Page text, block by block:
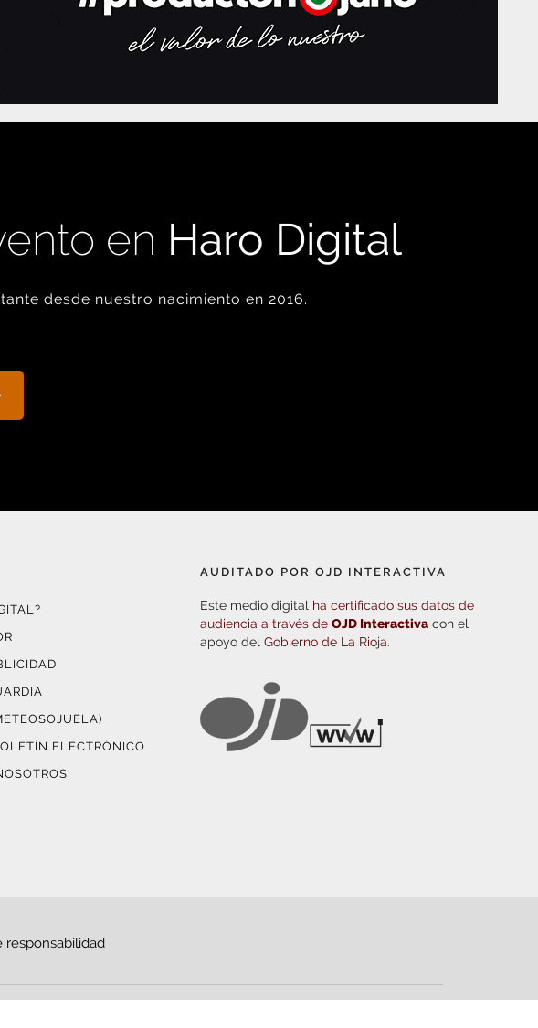
en Haro Digital
desde nuestro nacimiento en 2016.
ELECTRÓNICO
AUDITADO POR OJD INTERACTIVA
Este medio digital ha certificado sus datos de
audiencia a través deOJD Interactiva con el
apoyo delGobierno de La Rioja.
responsabilidad